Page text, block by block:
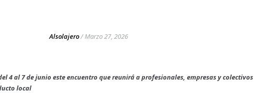
Alsolajero/Marzo 27, 2026
4 al 7 de junio este encuentro que reunirá a profesionales, empresas y colectivos
local